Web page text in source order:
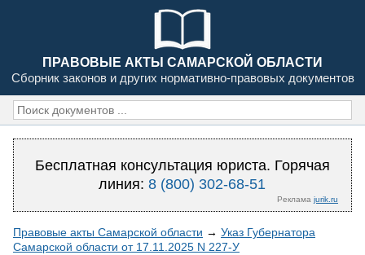
ПРАВОВЫЕ АКТЫ САМАРСКОЙ ОБЛАСТИ
Сборник законов и других нормативно-правовых документов
Бесплатная консультация юриста. Горячая
линия:8 (800) 302-68-51
Реклама jurik.ru
Правовые акты Самарской области → Указ Губернатора
Самарской области от 17.11.2025 N 227-У